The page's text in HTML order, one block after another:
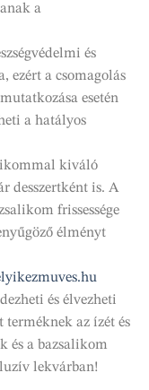
a
és
ezért a csomagolás
esetén
a hatályos
kiváló
desszertként is. A
frissessége
élményt
és élvezheti
terméknek az ízét és
és a bazsalikom
lekvárban!